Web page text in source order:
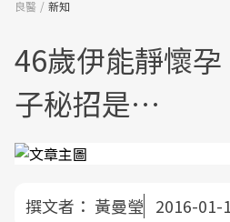
良醫 新知
46歲伊能靜懷
子秘招是…
撰文者： 黃曼瑩 2016-01-